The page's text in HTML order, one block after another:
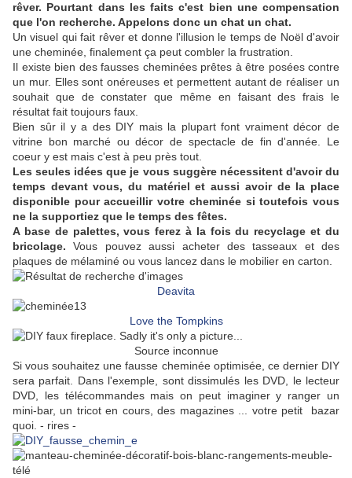
rêver. Pourtant dans les faits c'est bien une compensation
que l'on recherche. Appelons donc un chat un chat.
Un visuel qui fait rêver et donne l'illusion le temps de Noël d'avoir
une cheminée, finalement ça peut combler la frustration.
Il existe bien des fausses cheminées prêtes à être posées contre
un mur. Elles sont onéreuses et permettent autant de réaliser un
souhait que de constater que même en faisant des frais le
résultat fait toujours faux.
Bien sûr il y a des DIY mais la plupart font vraiment décor de
vitrine bon marché ou décor de spectacle de fin d'année. Le
coeur y est mais c'est à peu près tout.
Les seules idées que je vous suggère nécessitent d'avoir du
temps devant vous, du matériel et aussi avoir de la place
disponible pour accueillir votre cheminée si toutefois vous
ne la supportiez que le temps des fêtes.
A base de palettes, vous ferez à la fois du recyclage et du
bricolage.Vous pouvez aussi acheter des tasseaux et des
plaques de mélaminé ou vous lancez dans le mobilier en carton.
Deavita
Love the Tompkins
Source inconnue
Si vous souhaitez une fausse cheminée optimisée, ce dernier DIY
sera parfait. Dans l'exemple, sont dissimulés les DVD, le lecteur
DVD, les télécommandes mais on peut imaginer y ranger un
mini-bar, un tricot en cours, des magazines ... votre petit bazar
quoi. - rires -